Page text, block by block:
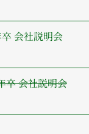
会社説明会
卒 会社説明会